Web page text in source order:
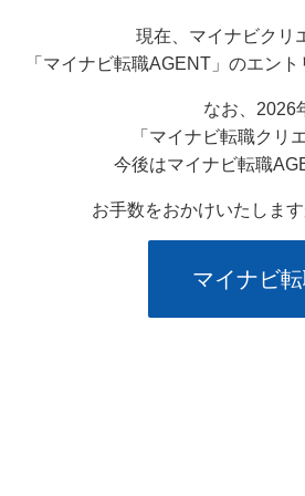
現在、マイナビクリ
「マイナビ転職AGENT」のエン
なお、2026
「マイナビ転職クリ
今後はマイナビ転職
お手数をおかけいたしま
マイナビ